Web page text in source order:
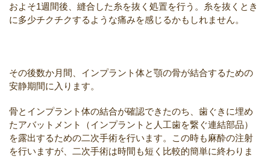
およそ1週間後、縫合した糸を抜く処置を行う。糸を抜くとき
に多少チクチクするような痛みを感じるかもしれません。
その後数か月間、インプラント体と顎の骨が結合するための
安静期間に入ります。
骨とインプラント体の結合が確認できたのち、歯ぐきに埋め
たアバットメント（インプラントと人工歯を繋ぐ連結部品）
を露出するための二次手術を行います。この時も麻酔の注射
を行いますが、二次手術は時間も短く比較的簡単に終わりま